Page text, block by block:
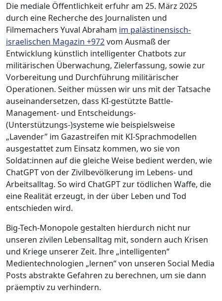
Die mediale Öffentlichkeit erfuhr am 25. März 2025
durch eine Recherche des Journalisten und
Filmemachers Yuval Abraham im palästinensisch-
israelischen Magazin +972vom Ausmaß der
Entwicklung künstlich intelligenter Chatbots zur
militärischen Überwachung, Zielerfassung, sowie zur
Vorbereitung und Durchführung militärischer
Operationen. Seither müssen wir uns mit der Tatsache
auseinandersetzen, dass KI-gestützte Battle-
Management- und Entscheidungs-
(Unterstützungs-)systeme wie beispielsweise
„Lavender” im Gazastreifen mit KI-Sprachmodellen
ausgestattet zum Einsatz kommen, wo sie von
Soldat:innen auf die gleiche Weise bedient werden, wie
ChatGPT von der Zivilbevölkerung im Lebens- und
Arbeitsalltag. So wird ChatGPT zur tödlichen Waffe, die
eine Realität erzeugt, in der über Leben und Tod
entschieden wird.
Big-Tech-Monopole gestalten hierdurch nicht nur
unseren zivilen Lebensalltag mit, sondern auch Krisen
und Kriege unserer Zeit. Ihre „intelligenten“
Medientechnologien „lernen“ von unseren Social Media
Posts abstrakte Gefahren zu berechnen, um sie dann
präemptiv zu verhindern.